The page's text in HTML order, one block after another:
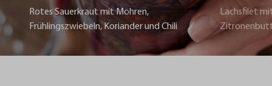
Rotes Sauerkraut mit Möhren,
Frühlingszwiebeln, Koriander und Chili
Lachsfilet